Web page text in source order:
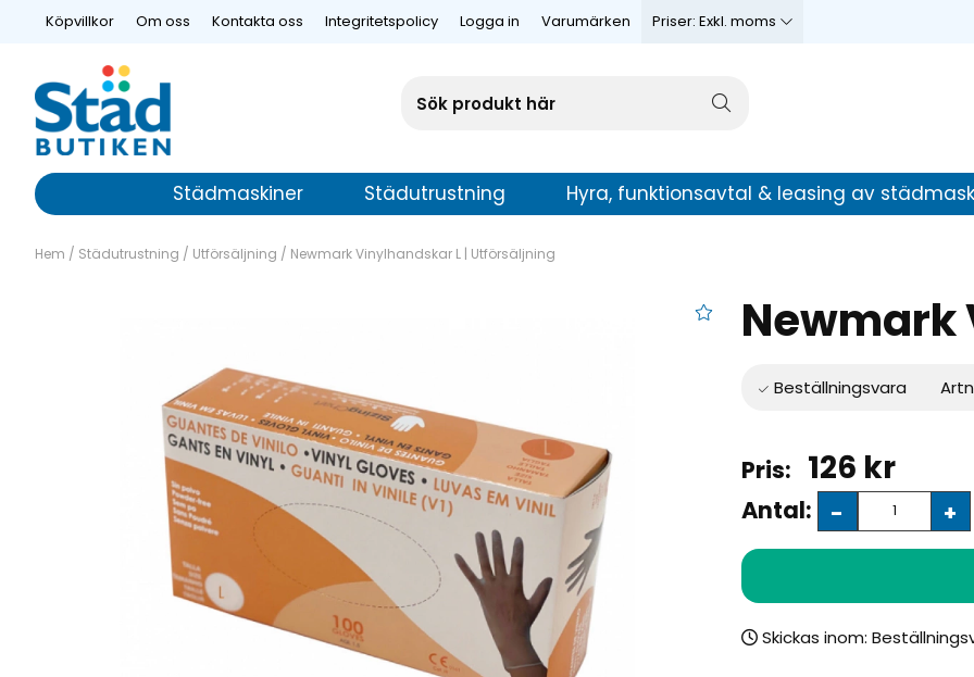
Köpvillkor Om oss Kontakta oss Integritetspolicy Logga in Varumärken Priser: Exkl. moms
Städmaskiner Städutrustning Hyra, funktionsavtal & leasing av
Hem / Städutrustning / Utförsäljning / Newmark Vinylhandskar L | Utförsäljning
Newmark
126 kr
Antal: +
-
Skickas inom: